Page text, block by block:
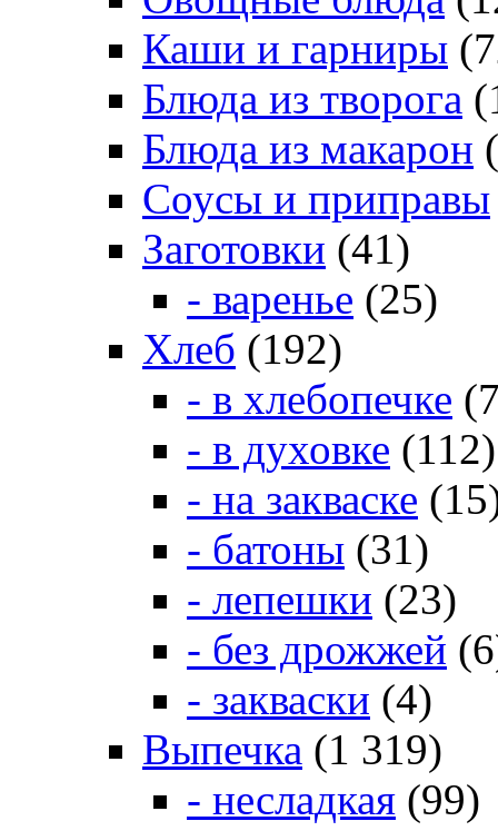
Каши и гарниры
Блюда из творога
Блюда из макарон
Соусы и приправы
Заготовки (41)
- варенье (25)
Хлеб (192)
- в хлебопечке
- в духовке (112)
- на закваске
- батоны (31)
- лепешки (23)
- без дрожжей
- закваски (4)
Выпечка (1 319)
- несладкая (99)